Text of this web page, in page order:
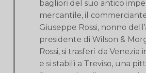
bagliori del suo antico
mercantile, il
Giuseppe Rossi, nonno
presidente di Wilson &
Rossi, si trasferì da Venezia
e si stabilì a Treviso, una